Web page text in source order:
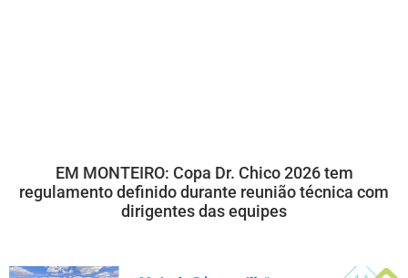
EM MONTEIRO: Copa Dr. Chico 2026 tem
regulamento definido durante reunião técnica com
dirigentes das equipes